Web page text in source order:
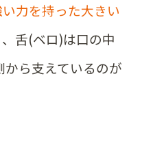
力を持った大きい
舌(ベロ)は口の中
ら支えているのが